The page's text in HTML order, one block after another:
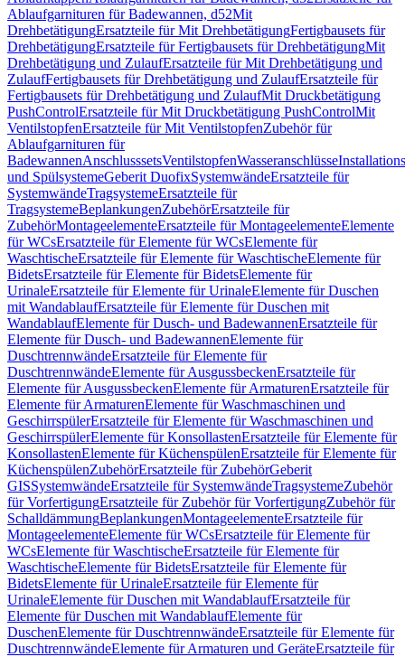
Ablaufgarnituren für Badewannen, d52Mit
DrehbetätigungErsatzteile für Mit DrehbetätigungFertigbausets für
DrehbetätigungErsatzteile für Fertigbausets für DrehbetätigungMit
Drehbetätigung und ZulaufErsatzteile für Mit Drehbetätigung und
ZulaufFertigbausets für Drehbetätigung und ZulaufErsatzteile für
Fertigbausets für Drehbetätigung und ZulaufMit Druckbetätigung
PushControlErsatzteile für Mit Druckbetätigung PushControlMit
VentilstopfenErsatzteile für Mit VentilstopfenZubehör für
Ablaufgarnituren für
BadewannenAnschlusssetsVentilstopfenWasseranschlüsse
und SpülsystemeGeberit DuofixSystemwändeErsatzteile für
SystemwändeTragsystemeErsatzteile für
TragsystemeBeplankungenZubehörErsatzteile für
ZubehörMontageelementeErsatzteile für MontageelementeElemente
für WCsErsatzteile für Elemente für WCsElemente für
WaschtischeErsatzteile für Elemente für WaschtischeElemente für
BidetsErsatzteile für Elemente für BidetsElemente für
UrinaleErsatzteile für Elemente für UrinaleElemente für Duschen
mit WandablaufErsatzteile für Elemente für Duschen mit
WandablaufElemente für Dusch- und BadewannenErsatzteile für
Elemente für Dusch- und BadewannenElemente für
DuschtrennwändeErsatzteile für Elemente für
DuschtrennwändeElemente für AusgussbeckenErsatzteile für
Elemente für AusgussbeckenElemente für ArmaturenErsatzteile für
Elemente für ArmaturenElemente für Waschmaschinen und
GeschirrspülerErsatzteile für Elemente für Waschmaschinen und
GeschirrspülerElemente für KonsollastenErsatzteile für Elemente für
KonsollastenElemente für KüchenspülenErsatzteile für Elemente für
KüchenspülenZubehörErsatzteile für ZubehörGeberit
GISSystemwändeErsatzteile für SystemwändeTragsystemeZubehör
für VorfertigungErsatzteile für Zubehör für VorfertigungZubehör für
SchalldämmungBeplankungenMontageelementeErsatzteile für
MontageelementeElemente für WCsErsatzteile für Elemente für
WCsElemente für WaschtischeErsatzteile für Elemente für
WaschtischeElemente für BidetsErsatzteile für Elemente für
BidetsElemente für UrinaleErsatzteile für Elemente für
UrinaleElemente für Duschen mit WandablaufErsatzteile für
Elemente für Duschen mit WandablaufElemente für
DuschenElemente für DuschtrennwändeErsatzteile für Elemente für
DuschtrennwändeElemente für Armaturen und GeräteErsatzteile für